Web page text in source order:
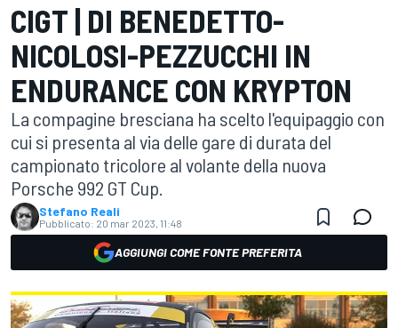
CIGT | DI BENEDETTO-
NICOLOSI-PEZZUCCHI IN
ENDURANCE CON KRYPTON
La compagine bresciana ha scelto l'equipaggio con
cui si presenta al via delle gare di durata del
campionato tricolore al volante della nuova
Porsche 992 GT Cup.
Stefano Reali
Pubblicato: 20 mar 2023, 11:48
AGGIUNGI COME FONTE PREFERITA